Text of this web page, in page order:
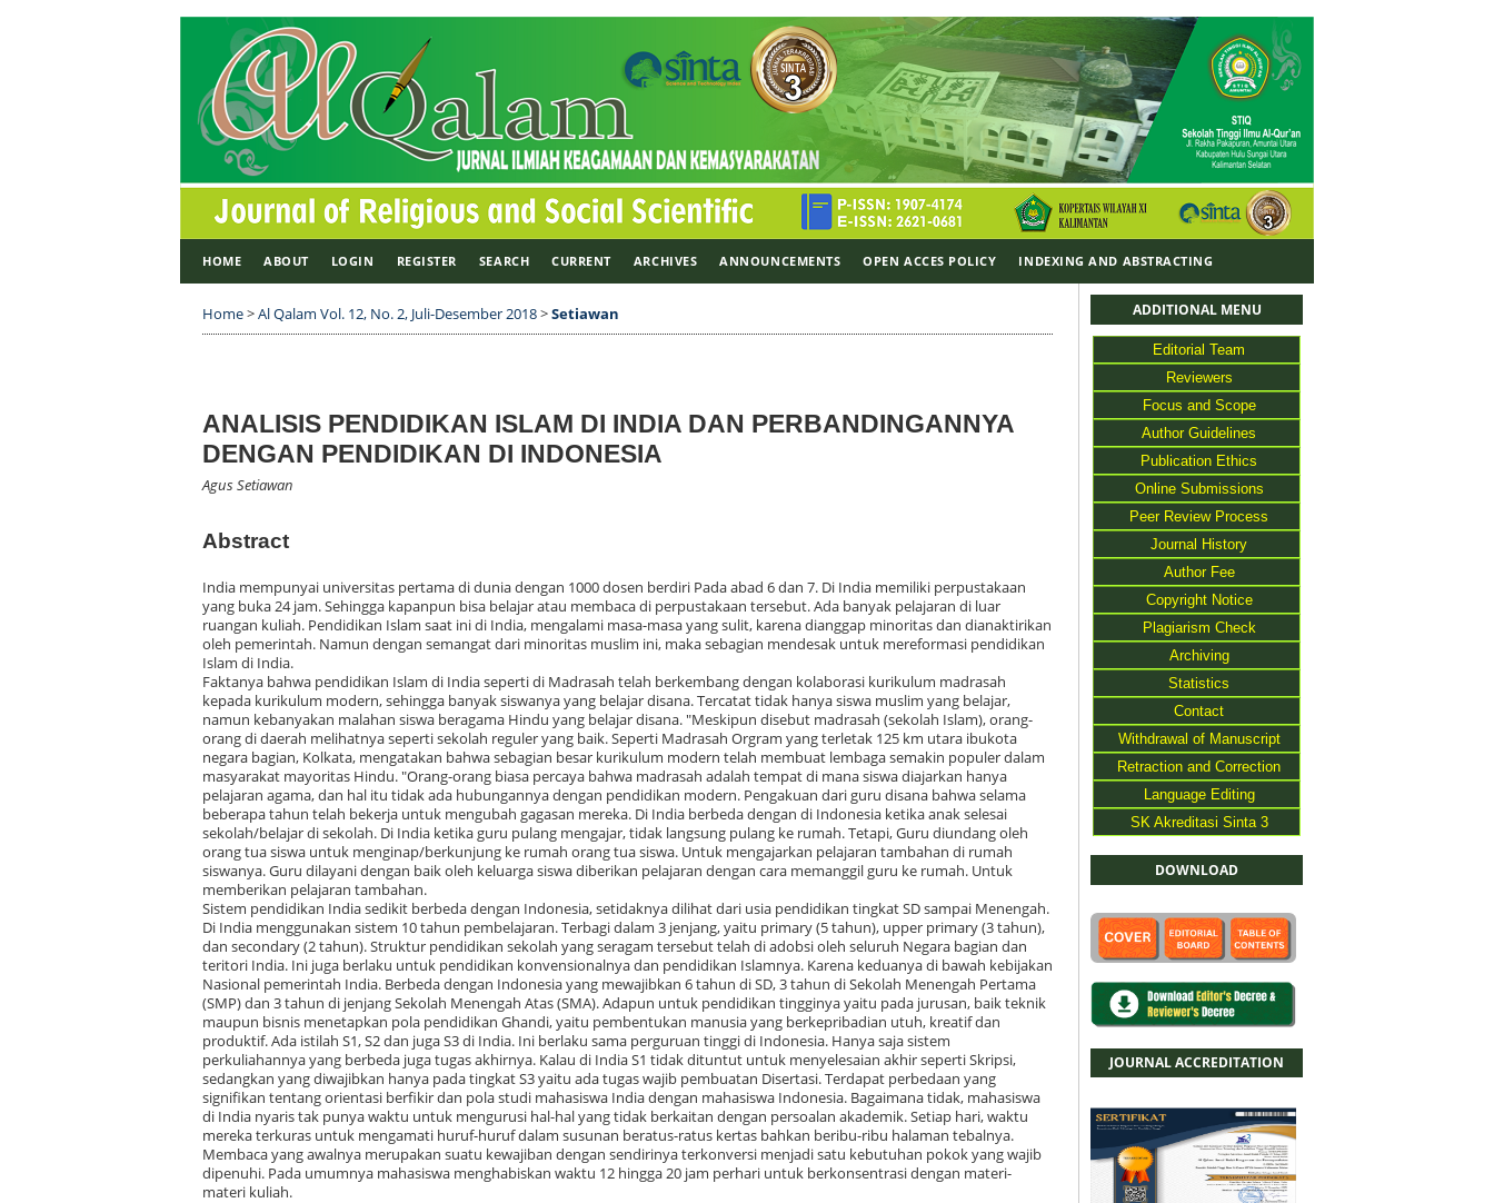
ADDITIONAL MENU
Editorial Team
Reviewers
Focus and Scope
Author Guidelines
Publication Ethics
Online Submissions
Peer Review Process
Journal History
Author Fee
Copyright Notice
Plagiarism Check
Archiving
Statistics
Contact
Withdrawal of Manuscript
Retraction and Correction
Language Editing
SK Akreditasi Sinta 3
DOWNLOAD
JOURNAL ACCREDITATION
HOME ABOUT LOGIN REGISTER SEARCH CURRENT ARCHIVES ANNOUNCEMENTS OPEN ACCES POLICY INDEXING AND ABSTRACTING
Home>Al Qalam Vol. 12, No. 2, Juli-Desember 2018>Setiawan
ANALISIS PENDIDIKAN ISLAM DI INDIA DAN PERBANDINGANNYA
DENGAN PENDIDIKAN DI INDONESIA
Agus Setiawan
Abstract
India mempunyai universitas pertama di dunia dengan 1000 dosen berdiri Pada abad 6 dan 7. Di India memiliki perpustakaan
yang buka 24 jam. Sehingga kapanpun bisa belajar atau membaca di perpustakaan tersebut. Ada banyak pelajaran di luar
ruangan kuliah. Pendidikan Islam saat ini di India, mengalami masa-masa yang sulit, karena dianggap minoritas dan dianaktirikan
oleh pemerintah. Namun dengan semangat dari minoritas muslim ini, maka sebagian mendesak untuk mereformasi pendidikan
Islam di India.
Faktanya bahwa pendidikan Islam di India seperti di Madrasah telah berkembang dengan kolaborasi kurikulum madrasah
kepada kurikulum modern, sehingga banyak siswanya yang belajar disana. Tercatat tidak hanya siswa muslim yang belajar,
namun kebanyakan malahan siswa beragama Hindu yang belajar disana. "Meskipun disebut madrasah (sekolah Islam), orang-
orang di daerah melihatnya seperti sekolah reguler yang baik. Seperti Madrasah Orgram yang terletak 125 km utara ibukota
negara bagian, Kolkata, mengatakan bahwa sebagian besar kurikulum modern telah membuat lembaga semakin populer dalam
masyarakat mayoritas Hindu. "Orang-orang biasa percaya bahwa madrasah adalah tempat di mana siswa diajarkan hanya
pelajaran agama, dan hal itu tidak ada hubungannya dengan pendidikan modern. Pengakuan dari guru disana bahwa selama
beberapa tahun telah bekerja untuk mengubah gagasan mereka. Di India berbeda dengan di Indonesia ketika anak selesai
sekolah/belajar di sekolah. Di India ketika guru pulang mengajar, tidak langsung pulang ke rumah. Tetapi, Guru diundang oleh
orang tua siswa untuk menginap/berkunjung ke rumah orang tua siswa. Untuk mengajarkan pelajaran tambahan di rumah
siswanya. Guru dilayani dengan baik oleh keluarga siswa diberikan pelajaran dengan cara memanggil guru ke rumah. Untuk
memberikan pelajaran tambahan.
Sistem pendidikan India sedikit berbeda dengan Indonesia, setidaknya dilihat dari usia pendidikan tingkat SD sampai Menengah.
Di India menggunakan sistem 10 tahun pembelajaran. Terbagi dalam 3 jenjang, yaitu primary (5 tahun), upper primary (3 tahun),
dan secondary (2 tahun). Struktur pendidikan sekolah yang seragam tersebut telah di adobsi oleh seluruh Negara bagian dan
teritori India. Ini juga berlaku untuk pendidikan konvensionalnya dan pendidikan Islamnya. Karena keduanya di bawah kebijakan
Nasional pemerintah India. Berbeda dengan Indonesia yang mewajibkan 6 tahun di SD, 3 tahun di Sekolah Menengah Pertama
(SMP) dan 3 tahun di jenjang Sekolah Menengah Atas (SMA). Adapun untuk pendidikan tingginya yaitu pada jurusan, baik teknik
maupun bisnis menetapkan pola pendidikan Ghandi, yaitu pembentukan manusia yang berkepribadian utuh, kreatif dan
produktif. Ada istilah S1, S2 dan juga S3 di India. Ini berlaku sama perguruan tinggi di Indonesia. Hanya saja sistem
perkuliahannya yang berbeda juga tugas akhirnya. Kalau di India S1 tidak dituntut untuk menyelesaian akhir seperti Skripsi,
sedangkan yang diwajibkan hanya pada tingkat S3 yaitu ada tugas wajib pembuatan Disertasi. Terdapat perbedaan yang
signifikan tentang orientasi berfikir dan pola studi mahasiswa India dengan mahasiswa Indonesia. Bagaimana tidak, mahasiswa
di India nyaris tak punya waktu untuk mengurusi hal-hal yang tidak berkaitan dengan persoalan akademik. Setiap hari, waktu
mereka terkuras untuk mengamati huruf-huruf dalam susunan beratus-ratus kertas bahkan beribu-ribu halaman tebalnya.
Membaca yang awalnya merupakan suatu kewajiban dengan sendirinya terkonversi menjadi satu kebutuhan pokok yang wajib
dipenuhi. Pada umumnya mahasiswa menghabiskan waktu 12 hingga 20 jam perhari untuk berkonsentrasi dengan materi-
materi kuliah.